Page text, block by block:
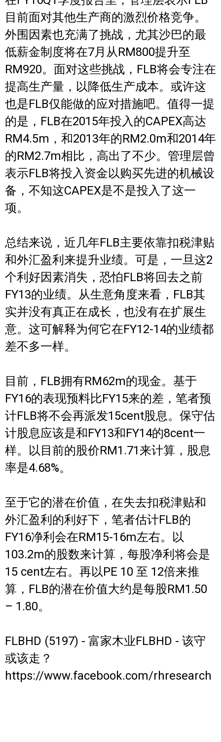
目前面对其他生产商的激烈价格竞争。
外围因素也充满了挑战，尤其沙巴的最
低薪金制度将在7月从RM800提升至
RM920。面对这些挑战，FLB将会专注在
提高生产量，以降低生产成本。或许这
也是FLB仅能做的应对措施吧。值得一提
的是，FLB在2015年投入的CAPEX高达
RM4.5m，和2013年的RM2.0m和2014年
的RM2.7m相比，高出了不少。管理层曾
表示FLB将投入资金以购买先进的机械设
备，不知这CAPEX是不是投入了这一
项。
总结来说，近几年FLB主要依靠扣税津贴
和外汇盈利来提升业绩。可是，一旦这2
个利好因素消失，恐怕FLB将回去之前
FY13的业绩。从生意角度来看，FLB其
实并没有真正在成长，也没有在扩展生
意。这可解释为何它在FY12-14的业绩都
差不多一样。
目前，FLB拥有RM62m的现金。基于
FY16的表现预料比FY15来的差，笔者预
计FLB将不会再派发15cent股息。保守估
计股息应该是和FY13和FY14的8cent一
样。以目前的股价RM1.71来计算，股息
率是4.68%。
至于它的潜在价值，在失去扣税津贴和
外汇盈利的利好下，笔者估计FLB的
FY16净利会在RM15-16m左右。以
103.2m的股数来计算，每股净利将会是
15 cent左右。再以PE 10 至 12倍来推
算，FLB的潜在价值大约是每股RM1.50
– 1.80。
FLBHD (5197) - 富家木业FLBHD - 该守
或该走？
https://www.facebook.com/rhresearch